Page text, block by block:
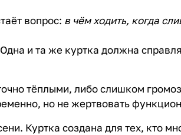
вопрос: в чём ходить, когда
и та же куртка должна
тёплыми, либо слишком
но не жертвовать
Куртка создана для тех, кто